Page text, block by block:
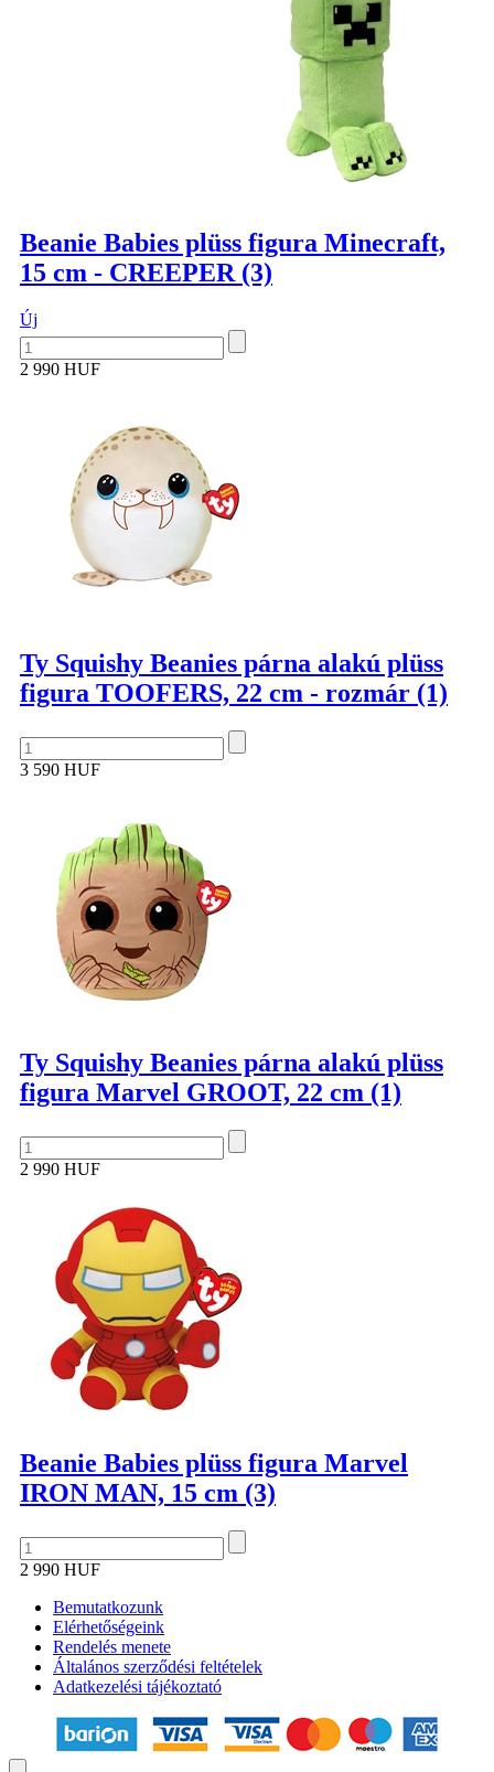
Beanie Babies plüss figura Minecraft,
15 cm - CREEPER (3)
Új
2 990 HUF
Ty Squishy Beanies párna alakú plüss
figura TOOFERS, 22 cm - rozmár (1)
3 590 HUF
Ty Squishy Beanies párna alakú plüss
figura Marvel GROOT, 22 cm (1)
2 990 HUF
Beanie Babies plüss figura Marvel
IRON MAN, 15 cm (3)
2 990 HUF
Bemutatkozunk
Elérhetőségeink
Rendelés menete
Általános szerződési feltételek
Adatkezelési tájékoztató